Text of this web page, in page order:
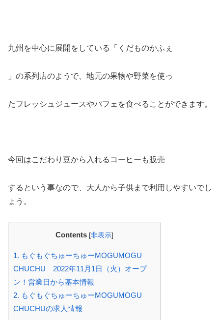
九州を中心に展開をしている「くだものかふぇ
」の系列店のようで、地元の果物や野菜を使っ
たフレッシュジュースやパフェを食べることができます。
今回はこだわり豆から入れるコーヒーも販売
するという事なので、大人から子供まで利用しやすいでし
ょう。
Contents [非表示]
1. もぐもぐちゅーちゅーMOGUMOGU
CHUCHU 2022年11月1日（火）オープ
ン！営業日から基本情報
2. もぐもぐちゅーちゅーMOGUMOGU
CHUCHUの求人情報